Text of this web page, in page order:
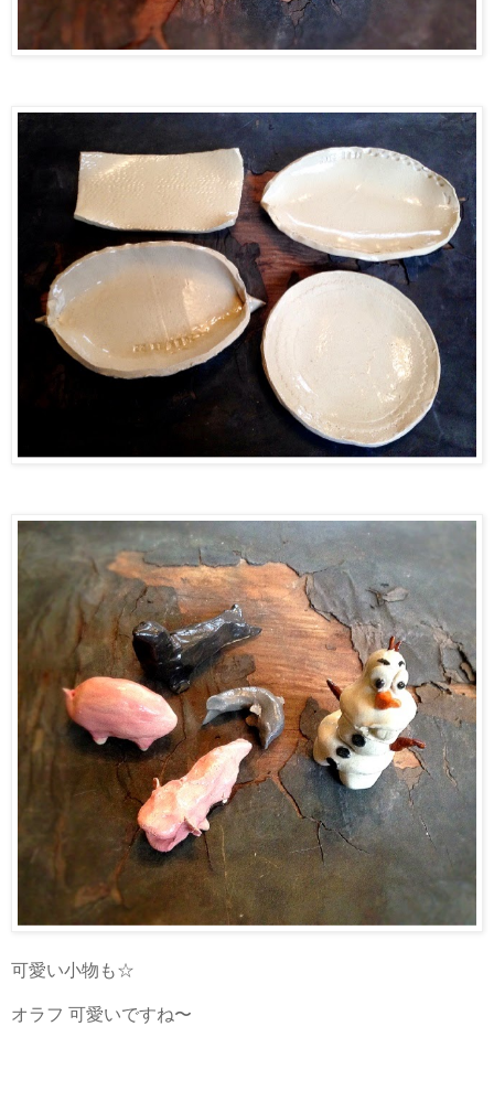
可愛い小物も☆
オラフ 可愛いですね〜